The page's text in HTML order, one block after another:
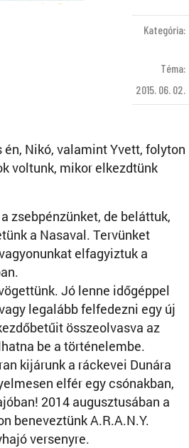
Kategória:
Téma:
2015. 06. 02.
én, Nikó, valamint Yvett, folyton
voltunk, mikor elkezdtünk
zsebpénzünket, de beláttuk,
a Nasaval. Tervünket
elfagyiztuk a
Jó lenne időgéppel
legalább felfedezni egy új
összeolvasva az
be a történelembe.
kijárunk a ráckevei Dunára
elfér egy csónakban,
2014 augusztusában a
beneveztünk A.R.A.N.Y.
versenyre.